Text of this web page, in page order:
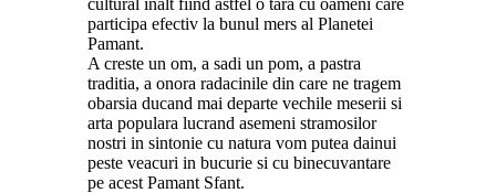
participa efectiv la bunul mers al Planetei
Pamant.
A creste un om, a sadi un pom, a pastra
traditia, a onora radacinile din care ne tragem
obarsia ducand mai departe vechile meserii si
arta populara lucrand asemeni stramosilor
nostri in sintonie cu natura vom putea dainui
peste veacuri in bucurie si cu binecuvantare
pe acest Pamant Sfant.